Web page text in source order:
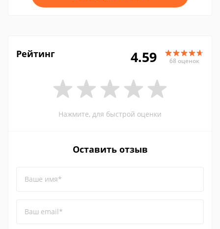
Рейтинг 4.59 68 оценок
Нажмите, для быстрой оценки
Оставить отзыв
Ваше имя*
Ваш email*